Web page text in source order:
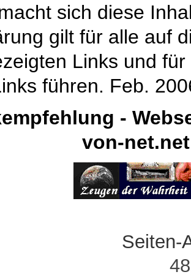
sich diese
gilt für alle auf
Links und
führen. Feb.
-
von-net.net
Seiten-